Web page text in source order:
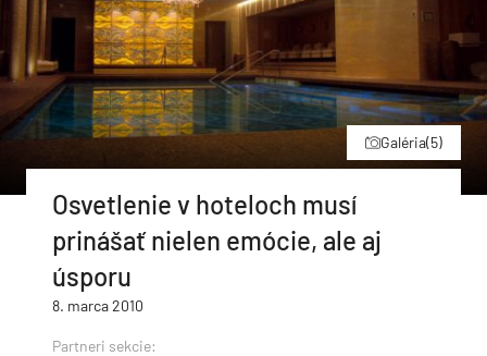
Galéria(5)
Osvetlenie v hoteloch musí
prinášať nielen emócie, ale aj
úsporu
8. marca 2010
Partneri sekcie: